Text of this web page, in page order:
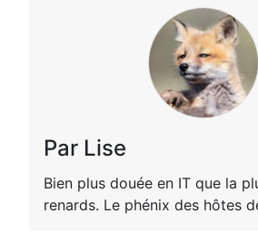
Par Lise
Bien plus douée en IT que la
renards. Le phénix des hôtes